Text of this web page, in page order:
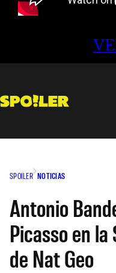
SPOILER NOTICIAS
Antonio
Picasso en
de Nat Geo